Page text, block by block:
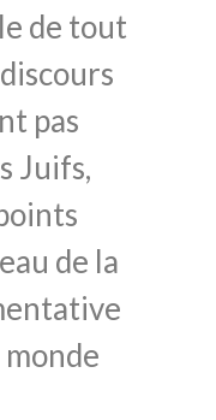
de tout
pas
Juifs,
de la